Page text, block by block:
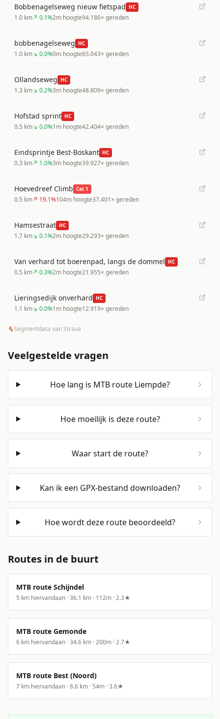
Bobbenagelseweg nieuw fietspad HC
1.0 km↗ 0.1%2m hoogte94.186× gereden
bobbenagelseweg HC
1.0 km↘ 0.0%0m hoogte65.043× gereden
Ollandseweg HC
1.3 km↘ 0.2%3m hoogte48.809× gereden
Hofstad sprint HC
0.5 km↘ 0.0%1m hoogte42.404× gereden
Eindsprintje Best-Boskant HC
0.3 km↗ 1.0%3m hoogte39.927× gereden
Hoevedreef Climb Cat 1
0.5 km↗ 19.1%104m hoogte37.401× gereden
Hamsestraat HC
1.7 km↘ 0.1%2m hoogte29.293× gereden
Van verhard tot boerenpad, langs de dommel HC
0.5 km↗ 0.3%2m hoogte21.955× gereden
Lieringsedijk onverhard HC
1.1 km↘ 0.0%1m hoogte12.919× gereden
Segmentdata van Strava
Veelgestelde vragen
Hoe lang is MTB route Liempde?
Hoe moeilijk is deze route?
Waar start de route?
Kan ik een GPX-bestand downloaden?
Hoe wordt deze route beoordeeld?
Routes in de buurt
MTB route Schijndel
5 km hiervandaan ·36.1 km · 112m ·2.3★
MTB route Gemonde
6 km hiervandaan ·34.6 km ·200m ·2.7★
MTB route Best (Noord)
7 km hiervandaan ·8.6 km · 54m ·3.6★